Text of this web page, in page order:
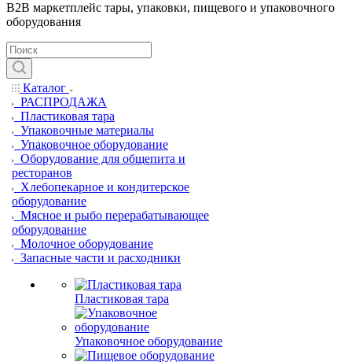
B2B маркетплейс тары, упаковки, пищевого и упаковочного
оборудования
Каталог
РАСПРОДАЖА
Пластиковая тара
Упаковочные материалы
Упаковочное оборудование
Оборудование для общепита и
ресторанов
Хлебопекарное и кондитерское
оборудование
Мясное и рыбо перерабатывающее
оборудование
Молочное оборудование
Запасные части и расходники
Пластиковая тара
Упаковочное оборудование